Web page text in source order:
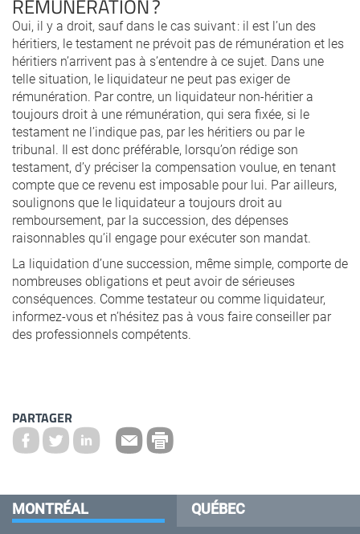
RÉMUNÉRATION ?
Oui, il y a droit, sauf dans le cas suivant : il est l’un des
héritiers, le testament ne prévoit pas de rémunération et les
héritiers n’arrivent pas à s’entendre à ce sujet. Dans une
telle situation, le liquidateur ne peut pas exiger de
rémunération. Par contre, un liquidateur non-héritier a
toujours droit à une rémunération, qui sera fixée, si le
testament ne l’indique pas, par les héritiers ou par le
tribunal. Il est donc préférable, lorsqu’on rédige son
testament, d’y préciser la compensation voulue, en tenant
compte que ce revenu est imposable pour lui. Par ailleurs,
soulignons que le liquidateur a toujours droit au
remboursement, par la succession, des dépenses
raisonnables qu’il engage pour exécuter son mandat.
La liquidation d’une succession, même simple, comporte de
nombreuses obligations et peut avoir de sérieuses
conséquences. Comme testateur ou comme liquidateur,
informez-vous et n’hésitez pas à vous faire conseiller par
des professionnels compétents.
PARTAGER
MONTRÉAL QUÉBEC